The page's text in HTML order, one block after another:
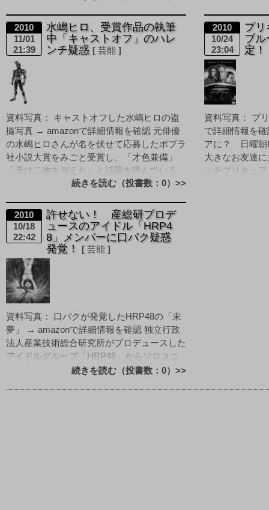
2010
11/01
21:39
水嶋ヒロ、受賞作品の執筆
中「キャストオフ」のハレ
ンチ疑惑
芸能
資料写真： キャストオフした水嶋ヒロの盗
撮写真 → amazonで詳細情報を確認 元俳優
の水嶋ヒロさんが名を伏せて応募したポプラ
社小説大賞をみごと受賞し、「才色兼備」
「天は二物を与えた」と話題を呼んでいる
が、美談から一夜 [&hellip続きを読む（投書数：0）>>
2010
10/24
23:04
プリ
ブル
定！
資料写真： プ
で詳細情報を
アに？ 日曜朝
大きなお友達
ッチプリキュ
2010
10/18
22:42
許せない！ 産総研プロデ
ュースのアイドル「HRP4
8」メンバーに口パク疑惑
発覚！
芸能
資料写真： 口パクが発覚したHRP48の「未
夢」 → amazonで詳細情報を確認 独立行政
法人産業技術総合研究所がプロデュースした
アイドルグループ「HRP48」からソロユニ
ットとして16日デビューした女性アイドル
続きを読む（投書数：0）>>